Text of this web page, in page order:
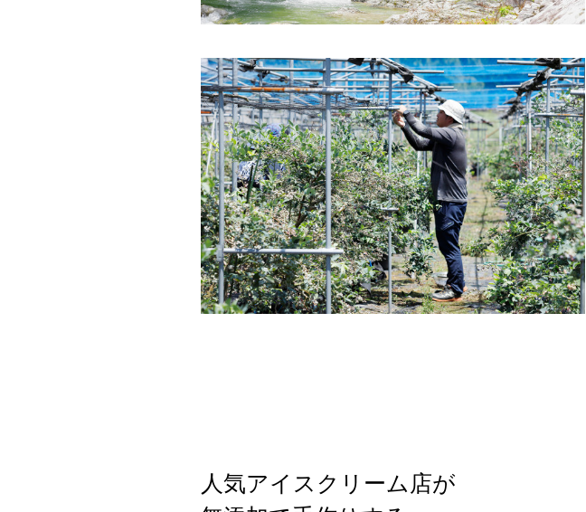
人気アイスクリーム店が